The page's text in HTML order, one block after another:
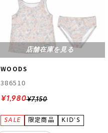
店舗在庫を見る
WOODS
386510
¥7,150
¥1,980